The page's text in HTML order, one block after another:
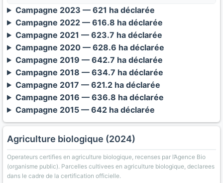
Campagne 2023 — 621 ha déclarée
Campagne 2022 — 616.8 ha déclarée
Campagne 2021 — 623.7 ha déclarée
Campagne 2020 — 628.6 ha déclarée
Campagne 2019 — 642.7 ha déclarée
Campagne 2018 — 634.7 ha déclarée
Campagne 2017 — 621.2 ha déclarée
Campagne 2016 — 636.8 ha déclarée
Campagne 2015 — 642 ha déclarée
Agriculture biologique (2024)
Operateurs certifies en agriculture biologique, recenses par l’Agence Bio
(organisme public). Parcelles cultivees en agriculture biologique, declarees
dans le cadre de la certification officielle.